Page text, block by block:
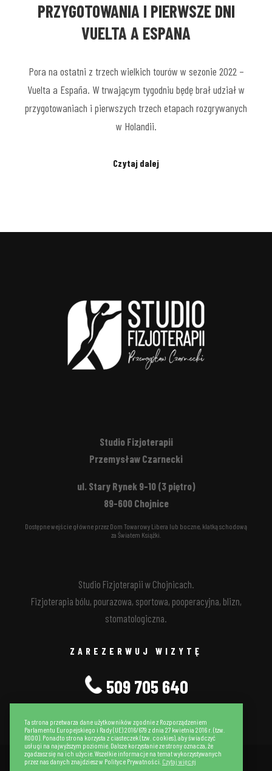
PRZYGOTOWANIA I PIERWSZE DNI
VUELTA A ESPANA
Pora na ostatni z trzech wielkich tourów w sezonie 2022 –
Vuelta a España. W trwającym tygodniu będę brał udział w
przygotowaniach i pierwszych trzech etapach rozgrywanych
w Holandii.
Czytaj dalej
Studio Fizjoterapii
Przemysław Czarnecki
ul. Stary Rynek 9-10 (3 piętro)
89-600 Chojnice
Dostępne wejście główne przez Dom Towarowy Libera lub boczne, klatką schodową
za Światem Książki.
Studio Fizjoterapii w Chojnicach.
Fizjoterapia bólu, pourazowa, sportowa, pooperacyjna, blizn,
stomatologiczna.
ZAREZERWUJ WIZYTĘ
509 705 640
Ta strona przetwarza dane użytkowników zgodnie z Rozporządzeniem
Parlamentu Europejskiego i Rady (UE) 2016/679 z dnia 27 kwietnia 2016 r. (tzw.
RODO). Ponadto strona korzysta z ciasteczek (tzw. cookies), aby świadczyć
usługi na najwyższym poziomie. Dalsze korzystanie ze strony oznacza, że
zgadzasz się na ich użycie. Wszelkie informacje na temat wykorzystywanych
przez nas danych znajdziesz w Polityce Prywatności. Czytaj więcej